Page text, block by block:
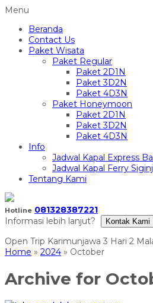
Menu
Beranda
Contact Us
Paket Wisata
Paket Regular
Paket 2D1N
Paket 3D2N
Paket 4D3N
Paket Honeymoon
Paket 2D1N
Paket 3D2N
Paket 4D3N
Info
Jadwal Kapal Express
Jadwal Kapal Ferry
Tentang Kami
Hotline 081328387221
Informasi lebih lanjut?
Kontak Kami
Home » 2024 » October
Archive for